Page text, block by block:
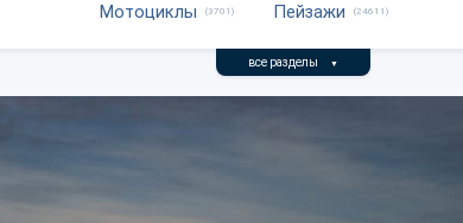
Мотоциклы (3701) Пейзажи (24611)
все разделы ▼